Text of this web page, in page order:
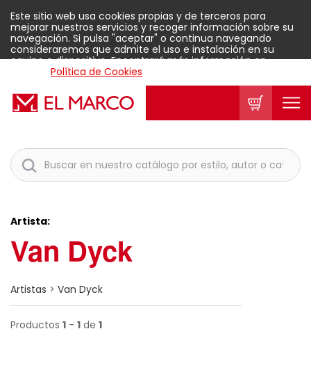
Este sitio web usa cookies propias y de terceros para
mejorar nuestros servicios y recoger información sobre su
navegación. Si pulsa "aceptar" o continua navegando
consideraremos que admite el uso e instalación en su
equipo o dispositivo. Encontrará más información en
Política de Cookies
Aceptar
Artista:
Van Dyck
Artistas > Van Dyck
Productos 1 - 1 de 1